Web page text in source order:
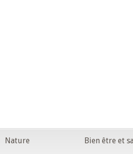
Nature Bien être et